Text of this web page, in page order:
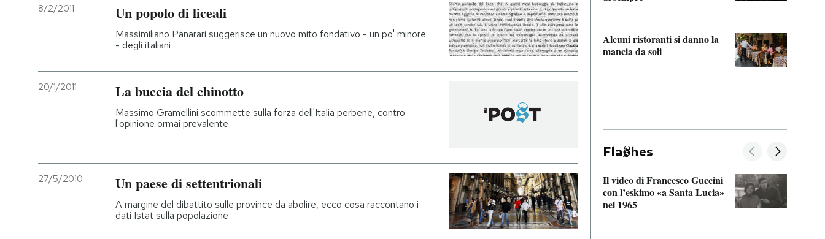
PODCAST
I MIEI PREFERITI
CALENDARIO
AREA PERSONALE
8/2/2011 Un popolo di liceali
Massimiliano Panarari suggerisce un nuovo mito fondativo - un po' minore
- degli italiani
20/1/2011 La buccia del chinotto
Massimo Gramellini scommette sulla forza dell'Italia perbene, contro
l'opinione ormai prevalente
27/5/2010 Un paese di settentrionali
A margine del dibattito sulle province da abolire, ecco cosa raccontano i
dati Istat sulla popolazione
Alcuni ristoranti si danno la
mancia da soli
Fla hes
Il video di Francesco Guccini
con l’eskimo «a Santa Lucia»
nel 1965